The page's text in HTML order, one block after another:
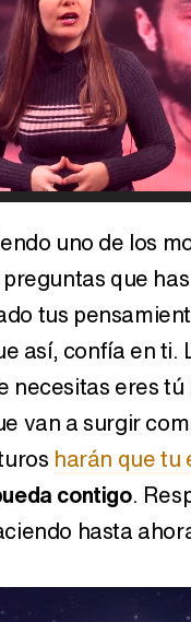
uno de los
preguntas que
tus
así, confía en ti.
necesitas eres
van a surgir
harán que tu
contigo.
hasta